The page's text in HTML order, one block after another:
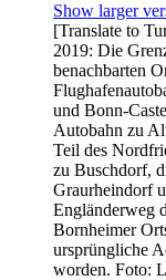
Show larger
[Translate to
2019: Die
benachbarten
und Bonn-
Autobahn zu
Teil des
zu Buschdorf,
Graurheindorf
Engländerweg
Bornheimer
ursprüngliche
worden. Foto: